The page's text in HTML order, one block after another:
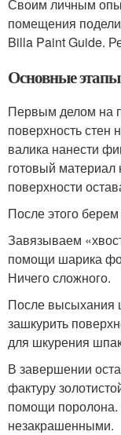
Своим личным
помещения
Billa Paint Guide.
Основные
Первым делом на
поверхность
валика нанести
готовый
поверхности
После этого
Завязываем
помощи шарика
Ничего сложного.
После высыхания
зашкурить
для шкурения
В завершении
фактуру
помощи поролона.
незакрашенными.